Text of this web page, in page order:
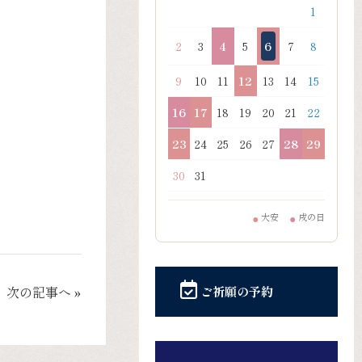
次の記事へ »
1
2 3 4 5 6 7 8
9 10 11 12 13 14
15
16 17 18 19 20 21
22
23 24 25 26 27 28 29
30
31
● 大安 ● 戌の日
ご祈願の予約